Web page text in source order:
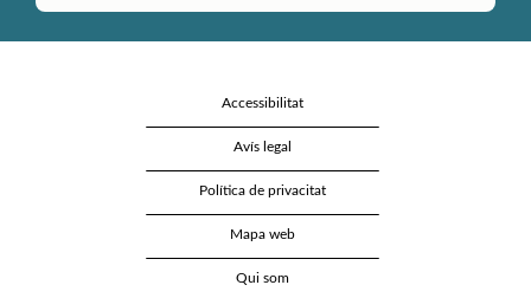
Accessibilitat
Avís legal
Política de privacitat
Mapa web
Qui som